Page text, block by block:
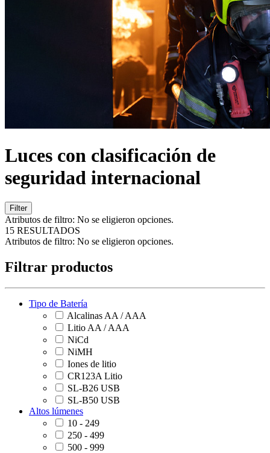
Luces con clasificación de
seguridad internacional
Filter
Atributos de filtro: No se eligieron opciones.
15 RESULTADOS
Atributos de filtro: No se eligieron opciones.
Filtrar productos
Tipo de Batería
Alcalinas AA / AAA
Litio AA / AAA
NiCd
NiMH
Iones de litio
CR123A Litio
SL-B26 USB
SL-B50 USB
Altos lúmenes
10 - 249
250 - 499
500 - 999